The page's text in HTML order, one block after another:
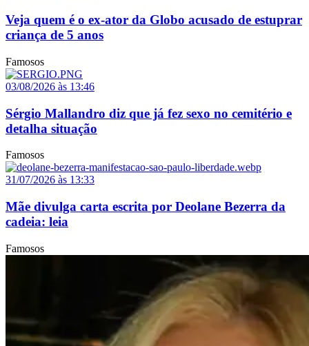
Veja quem é o ex-ator da Globo acusado de estuprar
criança de 5 anos
Famosos
03/08/2026 às 13:46
Sérgio Mallandro diz que já fez sexo no cemitério e
detalha situação
Famosos
31/07/2026 às 13:33
Mãe divulga carta escrita por Deolane Bezerra da
cadeia: leia
Famosos